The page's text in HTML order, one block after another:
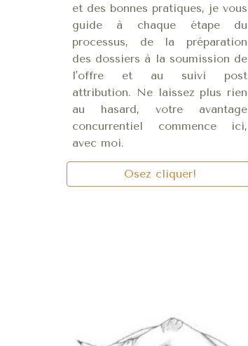
et des bonnes pratiques, je vous
guide à chaque étape du
processus, de la préparation
des dossiers à la soumission de
l'offre et au suivi post
attribution. Ne laissez plus rien
au hasard, votre avantage
concurrentiel commence ici,
avec moi.
Osez cliquer!